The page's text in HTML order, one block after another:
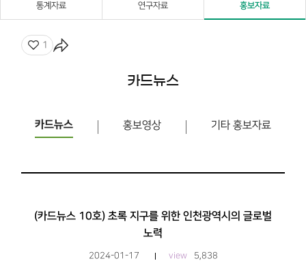
통계자료 연구자료 홍보자료
좋아요
1
카드뉴스
카드뉴스 홍보영상 기타 홍보자료
(카드뉴스 10호) 초록 지구를 위한 인천광역시의 글로벌
노력
2024-01-17 view 5,838